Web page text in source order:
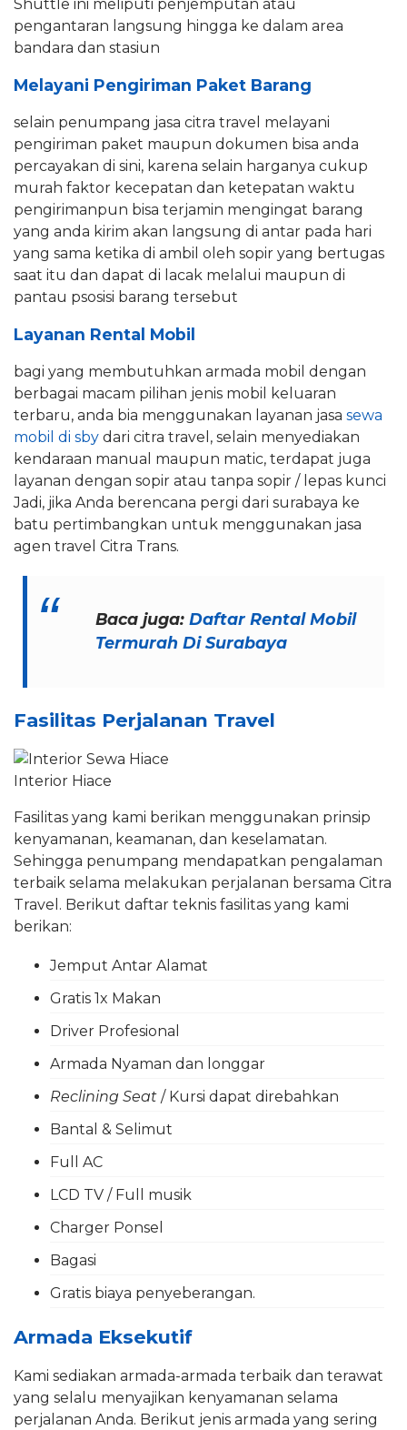
Shuttle ini meliputi penjemputan atau
pengantaran langsung hingga ke dalam area
bandara dan stasiun
Melayani Pengiriman Paket Barang
selain penumpang jasa citra travel melayani
pengiriman paket maupun dokumen bisa anda
percayakan di sini, karena selain harganya cukup
murah faktor kecepatan dan ketepatan waktu
pengirimanpun bisa terjamin mengingat barang
yang anda kirim akan langsung di antar pada hari
yang sama ketika di ambil oleh sopir yang bertugas
saat itu dan dapat di lacak melalui maupun di
pantau psosisi barang tersebut
Layanan Rental Mobil
bagi yang membutuhkan armada mobil dengan
berbagai macam pilihan jenis mobil keluaran
terbaru, anda bia menggunakan layanan jasa sewa
mobil di sby dari citra travel, selain menyediakan
kendaraan manual maupun matic, terdapat juga
layanan dengan sopir atau tanpa sopir / lepas kunci
Jadi, jika Anda berencana pergi dari surabaya ke
batu pertimbangkan untuk menggunakan jasa
agen travel Citra Trans.
Baca juga:Daftar Rental Mobil
Termurah Di Surabaya
Fasilitas Perjalanan Travel
Interior Hiace
Fasilitas yang kami berikan menggunakan prinsip
kenyamanan, keamanan, dan keselamatan.
Sehingga penumpang mendapatkan pengalaman
terbaik selama melakukan perjalanan bersama Citra
Travel. Berikut daftar teknis fasilitas yang kami
berikan:
Jemput Antar Alamat
Gratis 1x Makan
Driver Profesional
Armada Nyaman dan longgar
Reclining Seat / Kursi dapat direbahkan
Bantal & Selimut
Full AC
LCD TV / Full musik
Charger Ponsel
Bagasi
Gratis biaya penyeberangan.
Armada Eksekutif
Kami sediakan armada-armada terbaik dan terawat
yang selalu menyajikan kenyamanan selama
perjalanan Anda. Berikut jenis armada yang sering